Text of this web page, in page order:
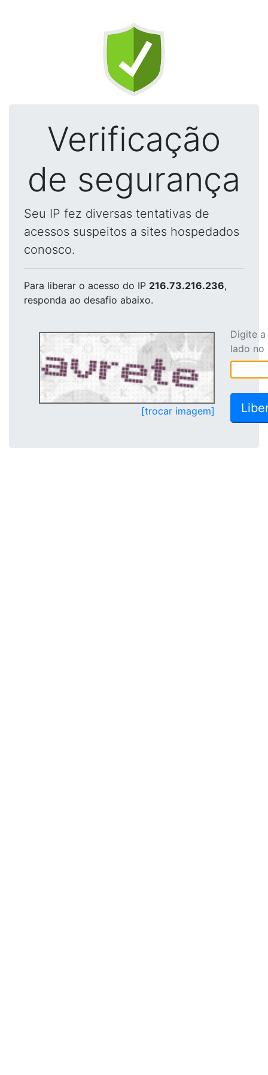
Verificação
de segurança
Seu IP fez diversas tentativas de
acessos suspeitos a sites hospedados
conosco.
Para liberar o acesso do IP 216.73.216.236,
responda ao desafio abaixo.
[trocar imagem]
Digite
lado no